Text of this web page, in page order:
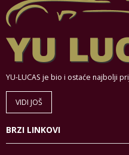
YU-LUCAS je bio i ostaće najbolji
VIDI JOŠ
BRZI LINKOVI